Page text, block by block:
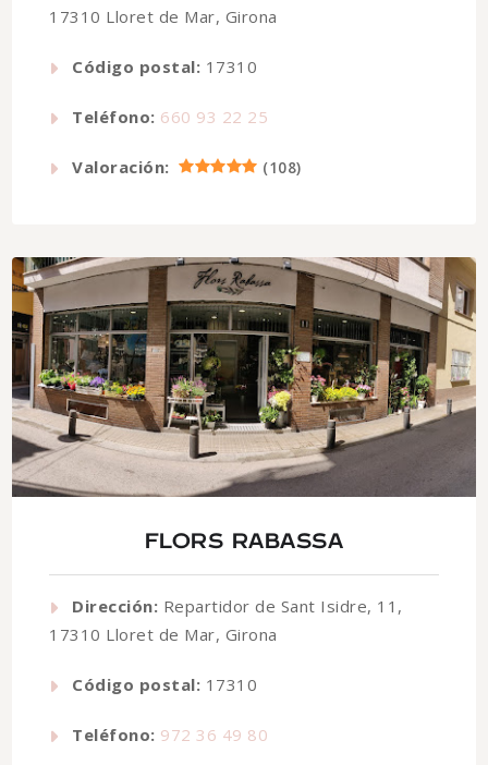
17310 Lloret de Mar, Girona
Código postal: 17310
Teléfono: 660 93 22 25
Valoración: (108)
FLORS RABASSA
Dirección: Repartidor de Sant Isidre, 11,
17310 Lloret de Mar, Girona
Código postal: 17310
Teléfono: 972 36 49 80